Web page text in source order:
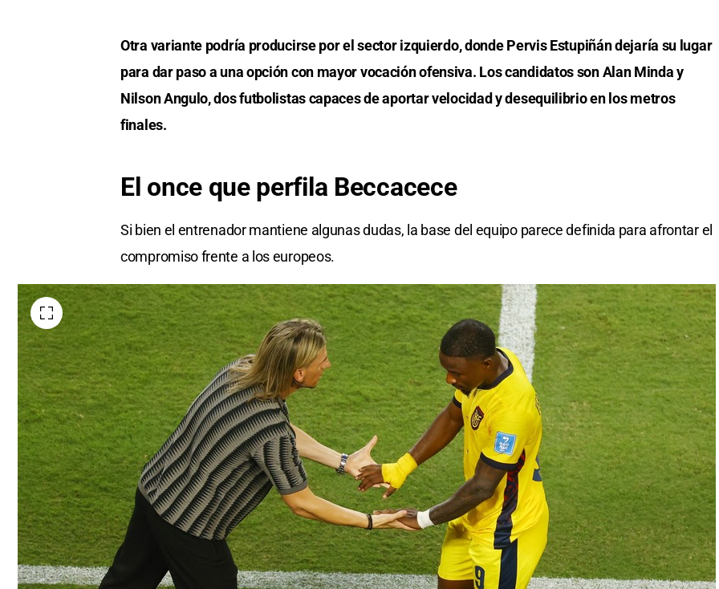
Otra variante podría producirse por el sector izquierdo, donde Pervis Estupiñán dejaría su lugar
para dar paso a una opción con mayor vocación ofensiva. Los candidatos son Alan Minda y
Nilson Angulo, dos futbolistas capaces de aportar velocidad y desequilibrio en los metros
finales.
El once que perfila Beccacece
Si bien el entrenador mantiene algunas dudas, la base del equipo parece definida para afrontar el
compromiso frente a los europeos.